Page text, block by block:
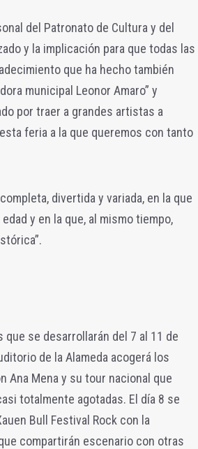
del Patronato de Cultura y del
y la implicación para que todas las
que ha hecho también
municipal Leonor Amaro” y
por traer a grandes artistas a
feria a la que queremos con tanto
divertida y variada, en la que
y en la que, al mismo tiempo,
se desarrollarán del 7 al 11 de
de la Alameda acogerá los
Ana Mena y su tour nacional que
totalmente agotadas. El día 8 se
Bull Festival Rock con la
compartirán escenario con otras